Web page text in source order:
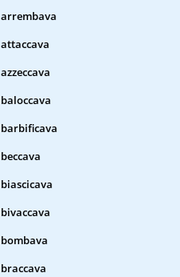
arrembava
attaccava
azzeccava
baloccava
barbificava
beccava
biascicava
bivaccava
bombava
braccava